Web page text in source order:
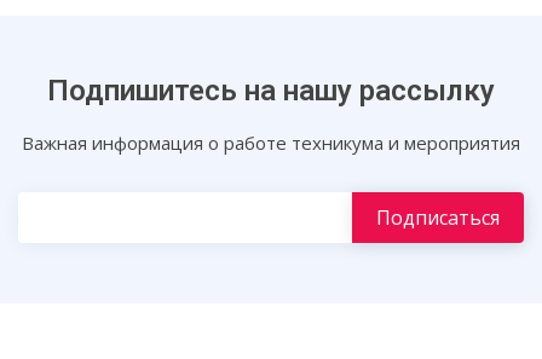
Подпишитесь на нашу рассылку
Важная информация о работе техникума и мероприятия